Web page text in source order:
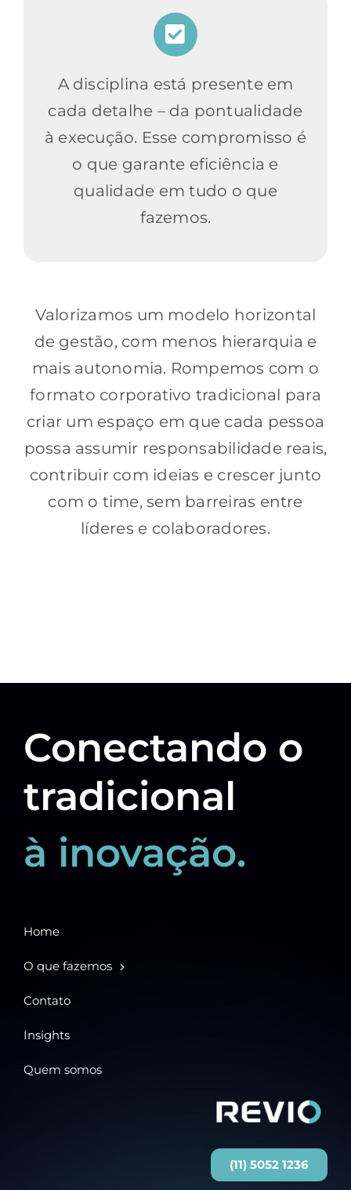
A disciplina está presente em
cada detalhe – da pontualidade
à execução. Esse compromisso é
o que garante eficiência e
qualidade em tudo o que
fazemos.
Valorizamos um modelo horizontal
de gestão, com menos hierarquia e
mais autonomia. Rompemos com o
formato corporativo tradicional para
criar um espaço em que cada pessoa
possa assumir responsabilidade reais,
contribuir com ideias e crescer junto
com o time, sem barreiras entre
líderes e colaboradores.
Conectando o
tradicional
à inovação.
Home
O que fazemos
Contato
Insights
Quem somos
(11) 5052 1236